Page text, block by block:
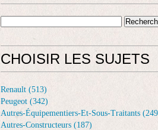
CHOISIR LES SUJETS
Renault (513)
Peugeot (342)
Autres-Équipementiers-Et-Sous-Traitants
Autres-Constructeurs (187)